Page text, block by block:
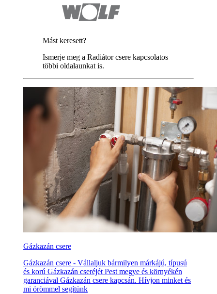
Mást keresett?
Ismerje meg a Radiátor csere kapcsolatos
többi oldalaunkat is.
Gázkazán csere
Gázkazán csere - Vállaljuk bármilyen márkájú, típusú
és korú Gázkazán cseréjét Pest megye és környékén
garanciával Gázkazán csere kapcsán. Hívjon minket és
mi örömmel segítünk